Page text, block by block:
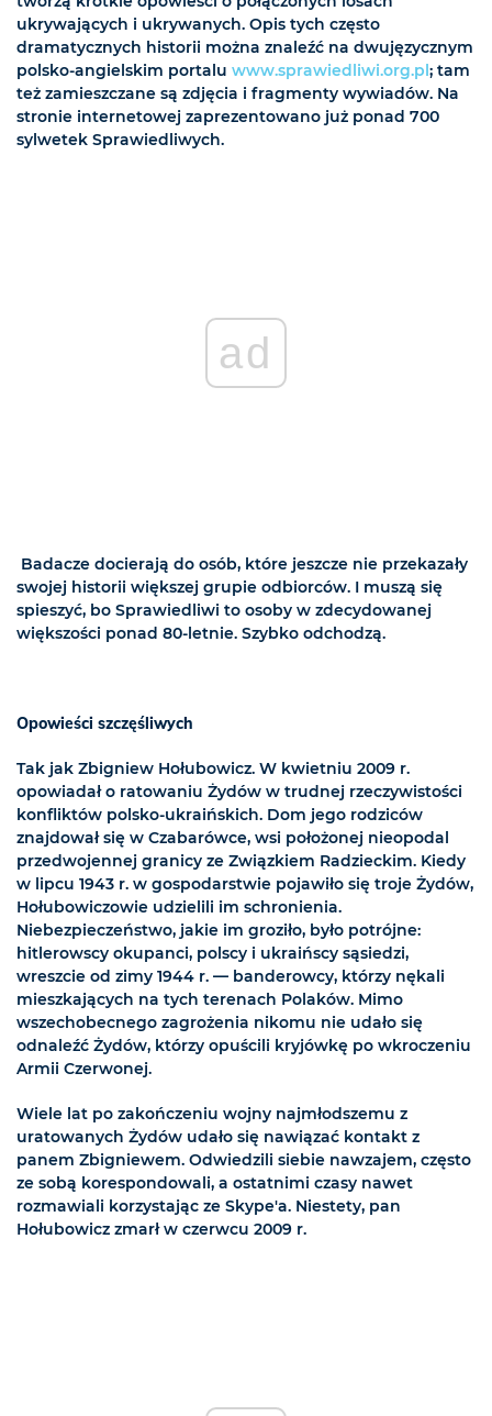
ukrywających i ukrywanych. Opis tych często
dramatycznych historii można znaleźć na dwujęzycznym
polsko-angielskim portalu www.sprawiedliwi.org.pl; tam
też zamieszczane są zdjęcia i fragmenty wywiadów. Na
stronie internetowej zaprezentowano już ponad 700
sylwetek Sprawiedliwych.
ad
Badacze docierają do osób, które jeszcze nie przekazały
swojej historii większej grupie odbiorców. I muszą się
spieszyć, bo Sprawiedliwi to osoby w zdecydowanej
większości ponad 80-letnie. Szybko odchodzą.
Opowieści szczęśliwych
Tak jak Zbigniew Hołubowicz. W kwietniu 2009 r.
opowiadał o ratowaniu Żydów w trudnej rzeczywistości
konfliktów polsko-ukraińskich. Dom jego rodziców
znajdował się w Czabarówce, wsi położonej nieopodal
przedwojennej granicy ze Związkiem Radzieckim. Kiedy
w lipcu 1943 r. w gospodarstwie pojawiło się troje Żydów,
Hołubowiczowie udzielili im schronienia.
Niebezpieczeństwo, jakie im groziło, było potrójne:
hitlerowscy okupanci, polscy i ukraińscy sąsiedzi,
wreszcie od zimy 1944 r. — banderowcy, którzy nękali
mieszkających na tych terenach Polaków. Mimo
wszechobecnego zagrożenia nikomu nie udało się
odnaleźć Żydów, którzy opuścili kryjówkę po wkroczeniu
Armii Czerwonej.
Wiele lat po zakończeniu wojny najmłodszemu z
uratowanych Żydów udało się nawiązać kontakt z
panem Zbigniewem. Odwiedzili siebie nawzajem, często
ze sobą korespondowali, a ostatnimi czasy nawet
rozmawiali korzystając ze Skype'a. Niestety, pan
Hołubowicz zmarł w czerwcu 2009 r.